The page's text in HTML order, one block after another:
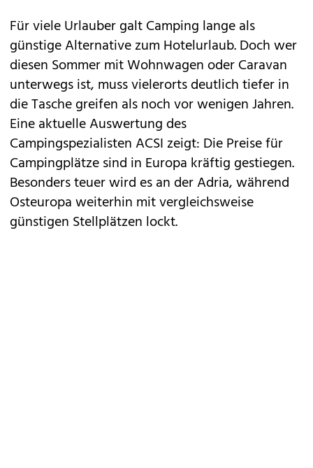
Für viele Urlauber galt Camping lange als
günstige Alternative zum Hotelurlaub. Doch wer
diesen Sommer mit Wohnwagen oder Caravan
unterwegs ist, muss vielerorts deutlich tiefer in
die Tasche greifen als noch vor wenigen Jahren.
Eine aktuelle Auswertung des
Campingspezialisten ACSI zeigt: Die Preise für
Campingplätze sind in Europa kräftig gestiegen.
Besonders teuer wird es an der Adria, während
Osteuropa weiterhin mit vergleichsweise
günstigen Stellplätzen lockt.